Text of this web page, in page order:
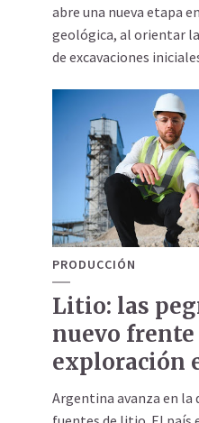
abre una nueva etapa
geológica, al orientar la
de excavaciones
PRODUCCIÓN
Litio: las
nuevo frente
exploración
Argentina avanza en la